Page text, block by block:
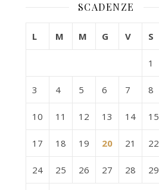
SCADENZE
L M M G V S
1
3 4 5 6 7 8
10 11 12 13 14 15
17 18 19 20 21 22
24 25 26 27 28 29